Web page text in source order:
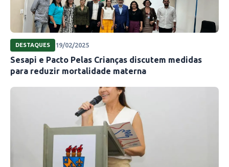
DESTAQUES 19/02/2025
Sesapi e Pacto Pelas Crianças discutem medidas
para reduzir mortalidade materna